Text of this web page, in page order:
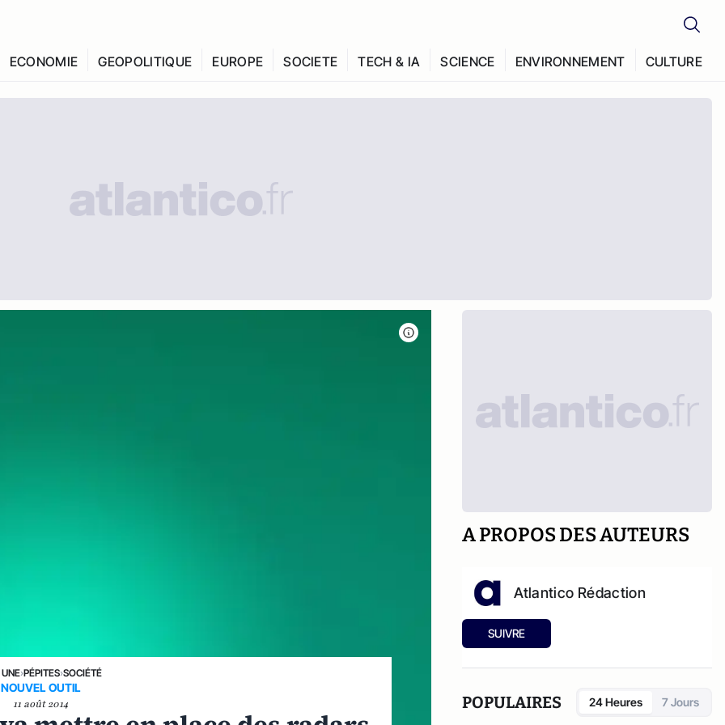
ECONOMIE GEOPOLITIQUE EUROPE SOCIETE TECH & IA SCIENCE ENVIRONNEMENT CULTURE
›PÉPITES›SOCIÉTÉ
NOUVEL OUTIL
11 août 2014
A PROPOS DES AUTEURS
Atlantico Rédaction
SUIVRE
POPULAIRES 24 Heures 7 Jours